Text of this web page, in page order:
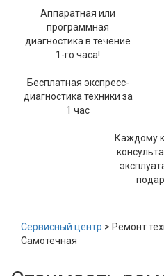
Аппаратная или
программная
диагностика в течение
1-го часа!
Бесплатная экспресс-
диагностика техники за
1 час
Каждому
Сервисный центр > Ремонт
Самотечная